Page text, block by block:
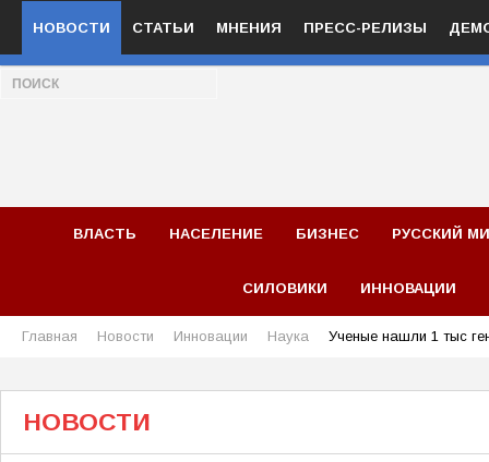
НОВОСТИ СТАТЬИ МНЕНИЯ ПРЕСС-РЕЛИЗЫ
ВЛАСТЬ НАСЕЛЕНИЕ БИЗНЕС РУССКИЙ
СИЛОВИКИ ИННОВАЦИИ
Главная Новости Инновации Наука Ученые нашли 1 тыс
НОВОСТИ